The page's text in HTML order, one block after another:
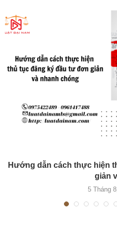
Hướng dẫn cách thực hiện
giản
5 Tháng